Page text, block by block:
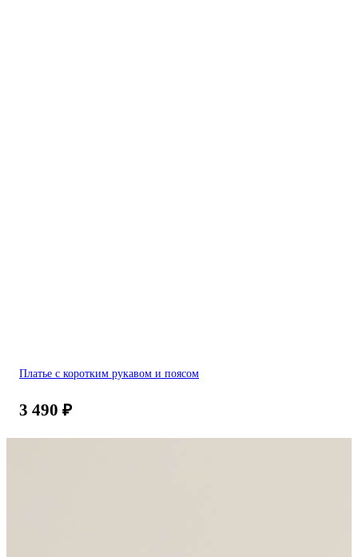
Платье с коротким рукавом и поясом
3 490 ₽